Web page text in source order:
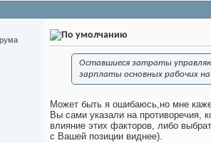
Оставшиеся затраты
зарплаты основных рабочих
Может быть я ошибаюсь,но мне
Вы сами указали на противоречия,
влияние этих факторов, либо
с Вашей позиции виднее).